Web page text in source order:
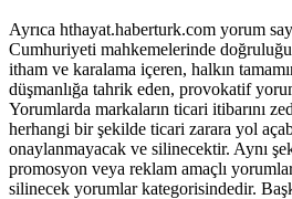
Ayrıca hthayat.haberturk.com yorum
Cumhuriyeti mahkemelerinde
itham ve karalama içeren, halkın
düşmanlığa tahrik eden, provokatif
Yorumlarda markaların ticari itibarını
herhangi bir şekilde ticari zarara yol
onaylanmayacak ve silinecektir. Aynı
promosyon veya reklam amaçlı
silinecek yorumlar kategorisindedir.